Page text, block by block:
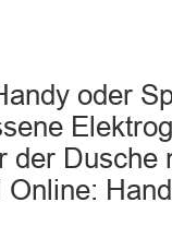
oder
der Dusche